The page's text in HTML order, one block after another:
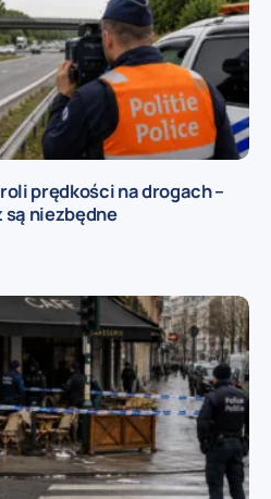
prędkości na drogach –
niezbędne